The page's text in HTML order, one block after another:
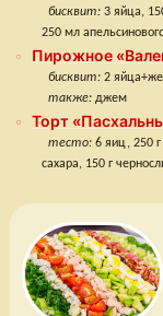
бисквит: 3 яйца,
250 мл
Пирожное
бисквит: 2
также: джем
Торт
тесто: 6 яиц, 250
сахара, 150 г